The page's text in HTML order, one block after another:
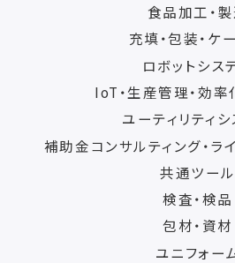
食品加工・
充填・包装・ケ
ロボットシス
IoT・生産管理・効率
ユーティリティシ
補助金コンサルティング・ラ
共通ツール
検査・検品
包材・資材
ユニフォー